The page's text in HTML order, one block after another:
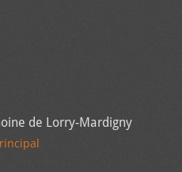
de Lorry-Mardigny